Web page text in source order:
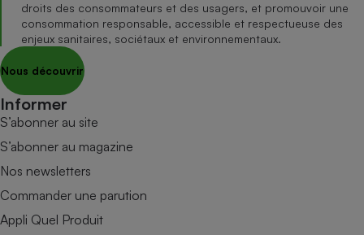
droits des consommateurs et des usagers, et promouvoir une
consommation responsable, accessible et respectueuse des
enjeux sanitaires, sociétaux et environnementaux.
Nous découvrir
Informer
S’abonner au site
S’abonner au magazine
Nos newsletters
Commander une parution
Appli Quel Produit